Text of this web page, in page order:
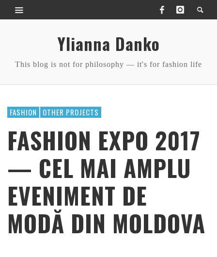
Ylianna Danko
This blog is not for philosophy — it's for fashion life
FASHION OTHER PROJECTS
FASHION EXPO 2017
— CEL MAI AMPLU
EVENIMENT DE
MODĂ DIN MOLDOVA